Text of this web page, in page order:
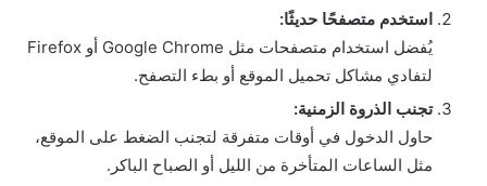
استخدم متصفحًا حديثًا:
يُفضل استخدام متصفحات مثل Google Chrome أو Firefox
لتفادي مشاكل تحميل الموقع أو بطء التصفح.
تجنب الذروة الزمنية:
حاول الدخول في أوقات متفرقة لتجنب الضغط على الموقع،
مثل الساعات المتأخرة من الليل أو الصباح الباكر.